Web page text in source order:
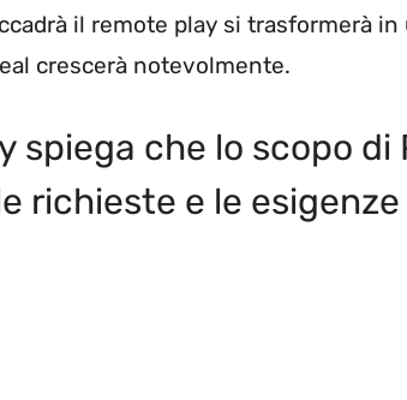
il remote play si trasformerà
crescerà notevolmente.
spiega che lo scopo di
richieste e le